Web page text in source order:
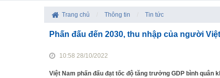
Trang chủ Thông tin Tin tức
Phấn đấu đến 2030, thu nhập của người
10:58 28/10/2022
Việt Nam phấn đấu đạt tốc độ tăng trưởng GDP bình quân